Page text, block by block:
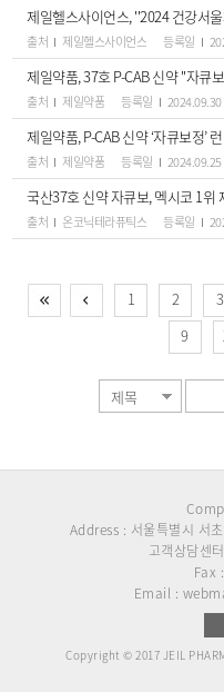
제일헬스사이언스, ''2024 건강서
출처 제일헬스사이언스 등록일
제일약품, 37호 P-CAB 신약 ''자큐
출처 제일약품 등록일 2024.09.30
제일약품, P-CAB 신약 ‘자큐보정’
출처 제일약품 등록일 2024.09.25
국산37호 신약 자큐보, 멕시코 1위
출처 온코닉테라퓨틱스 등록일
1 2 3
9
Address : 서울특별시 서
고객상담센
Fax
Email :
Copyright © 2017 JEIL